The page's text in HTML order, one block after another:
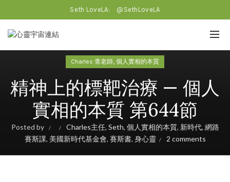
Seth LoveLA: @SethLoveLA
Charles 查老師, 個人實相的本質
精神上的標靶治療 — 個人
實相的本質 第644節
Posted by Charles主任, Seth, 個人實相的本質, 新時代, 網路
賽斯課, 美國新時代基金會, 賽斯書, 身心靈 2 comments